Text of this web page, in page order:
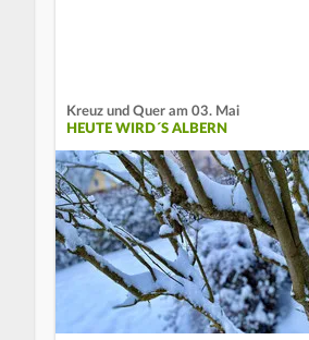
Kreuz und Quer am 03. Mai
HEUTE WIRD´S ALBERN